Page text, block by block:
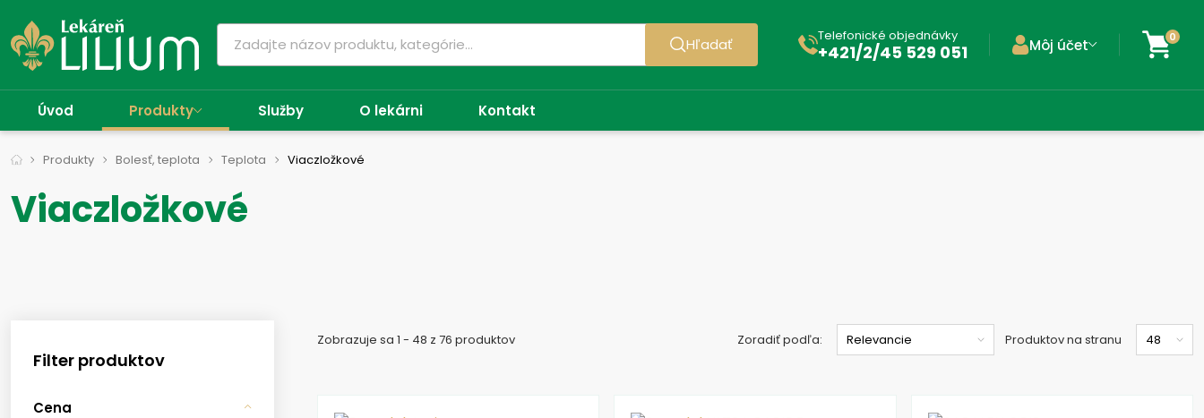
Hľadať Telefonické objednávky
+421/2/45 529 051 Môj účet 0
Úvod Produkty Služby O lekárni Kontakt
Produkty Bolesť, teplota Teplota Viaczložkové
Viaczložkové
Filter produktov
Cena
Zobrazuje sa 1 - 48 z 76 produktov Zoradiť podľa: Produktov na stranu